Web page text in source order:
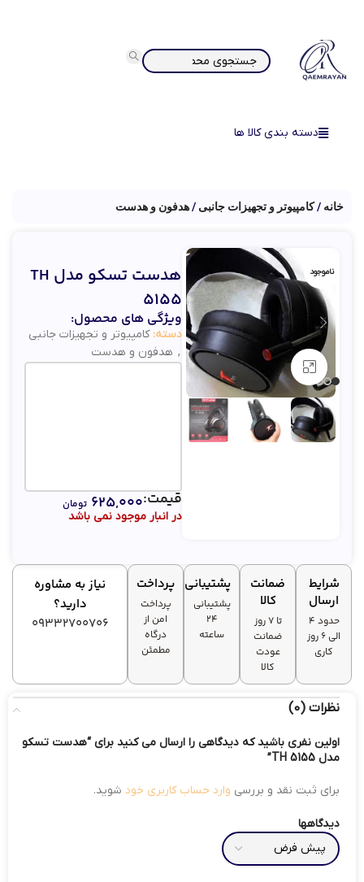
دسته بندی کالا ها
خانه کامپیوتر و تجهیزات جانبی هدفون و هدست
ناموجود
بزرگنمایی تصویر
هدست تسکو مدل TH
5155
ویژگی های محصول:
دسته: کامپیوتر و تجهیزات جانبی
, هدفون و هدست
در انبار موجود نمی باشد
قیمت:۶۲۵,۰۰۰ تومان
شرایط
ارسال
حدود 4
الی 6 روز
کاری
ضمانت
کالا
تا ۷ روز
ضمانت
عودت
کالا
پشتیبانی
پشتیبانی
۲۴
ساعته
پرداخت
پرداخت
امن از
درگاه
مطمئن
نیاز به مشاوره
دارید؟
09332700706
نظرات (0)
دیدگاهها
اولین نفری باشید که دیدگاهی را ارسال می کنید برای “هدست تسکو
مدل TH 5155”
برای ثبت نقد و بررسی وارد حساب کاربری خود شوید.